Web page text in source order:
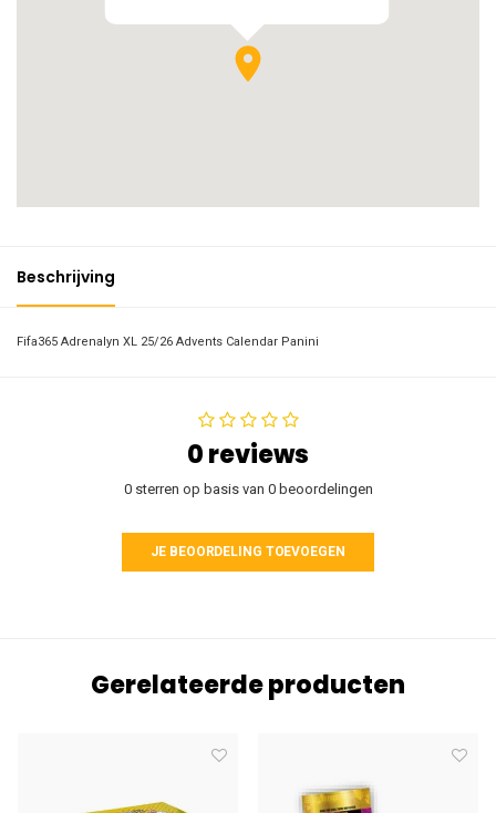
Beschrijving
Fifa365 Adrenalyn XL 25/26 Advents Calendar Panini
0 reviews
0 sterren op basis van 0 beoordelingen
JE BEOORDELING TOEVOEGEN
Gerelateerde producten